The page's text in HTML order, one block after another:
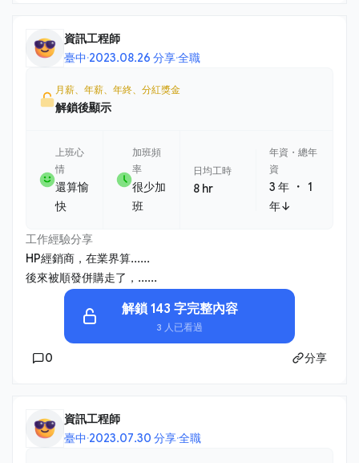
資訊工程師
臺中·2023.08.26 分享·全職
月薪、年薪、年終、分紅獎金
解鎖後顯示
上班心
情
還算愉
快
加班頻
率
很少加
班
日均工時
8 hr
年資・總年
資
3 年 ・1
年↓
工作經驗分享
HP經銷商，在業界算......
後來被順發併購走了，......
解鎖 143 字完整內容
3 人已看過
0 分享
資訊工程師
臺中·2023.07.30 分享·全職